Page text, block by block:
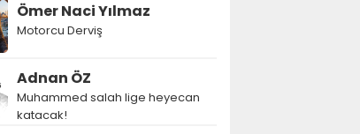
Ömer Naci Yılmaz
Motorcu Derviş
Adnan ÖZ
Muhammed salah lige heyecan
katacak!